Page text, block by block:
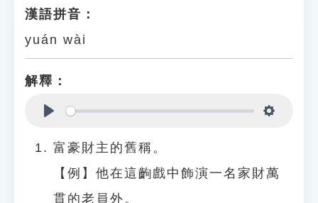
貓頭鷹博士
漢語拼音：
yuán wài
解釋：
富豪財主的舊稱。
【例】他在這齣戲中飾演一名家財萬
貫的老員外。